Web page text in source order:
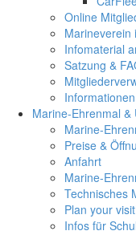
Online
Marineverein
Infomaterial
Satzung &
Marine-Ehrenmal &
Marine-
Preise &
Anfahrt
Marine-
Technisches
Plan your
Infos für